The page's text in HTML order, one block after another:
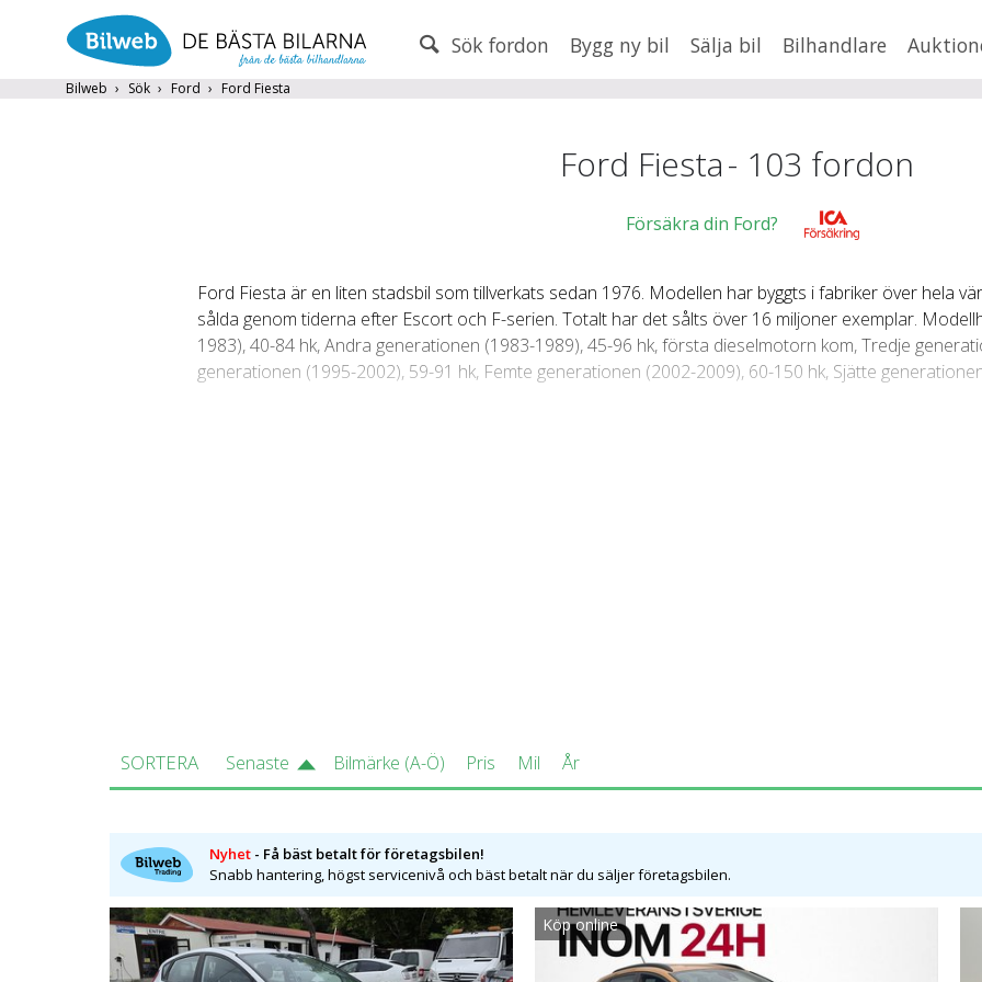
Sök fordon Bygg ny bil Sälja bil Bilhandlare
Bilweb Sök Ford Ford Fiesta
Populära märkenVolvo,Audi , Mercedes,Volkswagen, BMW
År till Mil från Mil till
Ford Fiesta- 103 fordon
Försäkra din Ford?
Ford Fiesta är en liten stadsbil som tillverkats sedan 1976. Modellen har byggts i fabriker över hela
sålda genom tiderna efter Escort och F-serien. Totalt har det sålts över 16 miljoner exemplar.
1983), 40-84 hk, Andra generationen (1983-1989), 45-96 hk, första dieselmotorn kom, Tredje
generationen (1995-2002), 59-91 hk, Femte generationen (2002-2009), 60-150 hk, Sjätte
SORTERA Senaste Bilmärke (A-Ö) Pris Mil År
Nyhet- Få bäst betalt för företagsbilen!
Snabb hantering, högst servicenivå och bäst betalt när du säljer företagsbilen.
Köp online